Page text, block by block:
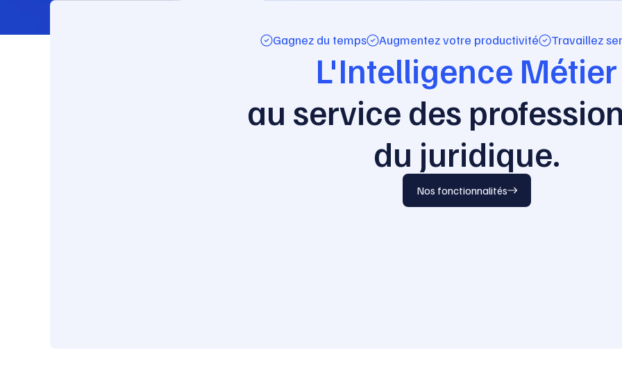
Gagnez du temps Augmentez votre productivité Travaillez
L'Intelligence Métier
au service des
du juridique.
Nos fonctionnalités